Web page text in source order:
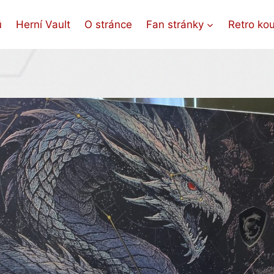
Herní Vault O stránce Fan stránky Retro